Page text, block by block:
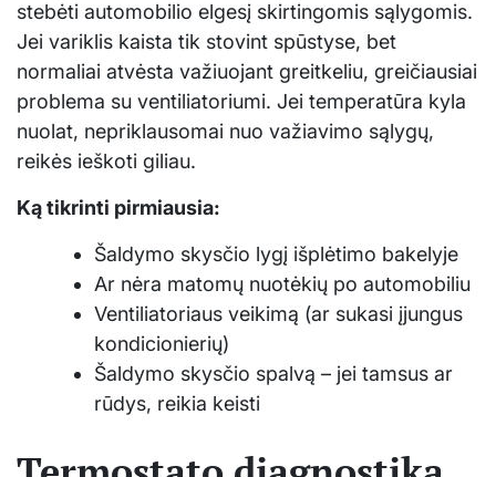
stebėti automobilio elgesį skirtingomis sąlygomis.
Jei variklis kaista tik stovint spūstyse, bet
normaliai atvėsta važiuojant greitkeliu, greičiausiai
problema su ventiliatoriumi. Jei temperatūra kyla
nuolat, nepriklausomai nuo važiavimo sąlygų,
reikės ieškoti giliau.
Ką tikrinti pirmiausia:
Šaldymo skysčio lygį išplėtimo bakelyje
Ar nėra matomų nuotėkių po automobiliu
Ventiliatoriaus veikimą (ar sukasi įjungus
kondicionierių)
Šaldymo skysčio spalvą – jei tamsus ar
rūdys, reikia keisti